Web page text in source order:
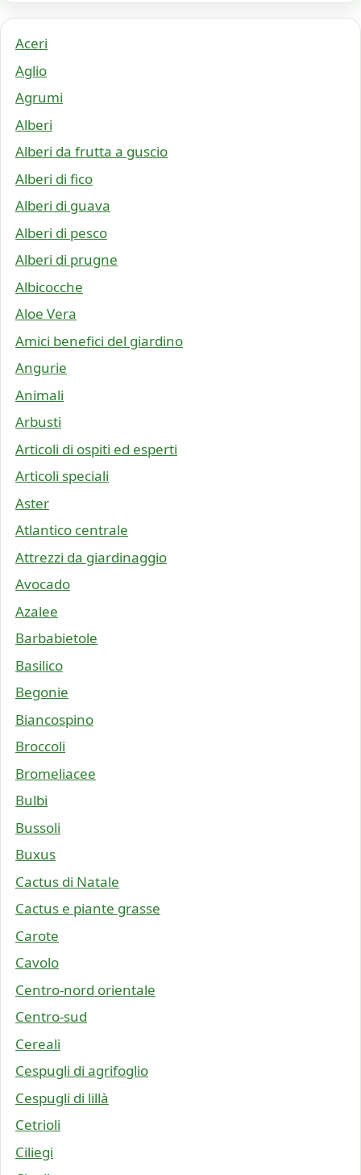
Aceri
Aglio
Agrumi
Alberi
Alberi da frutta a guscio
Alberi di fico
Alberi di guava
Alberi di pesco
Alberi di prugne
Albicocche
Aloe Vera
Amici benefici del giardino
Angurie
Animali
Arbusti
Articoli di ospiti ed esperti
Articoli speciali
Aster
Atlantico centrale
Attrezzi da giardinaggio
Avocado
Azalee
Barbabietole
Basilico
Begonie
Biancospino
Broccoli
Bromeliacee
Bulbi
Bussoli
Buxus
Cactus di Natale
Cactus e piante grasse
Carote
Cavolo
Centro-nord orientale
Centro-sud
Cereali
Cespugli di agrifoglio
Cespugli di lillà
Cetrioli
Ciliegi